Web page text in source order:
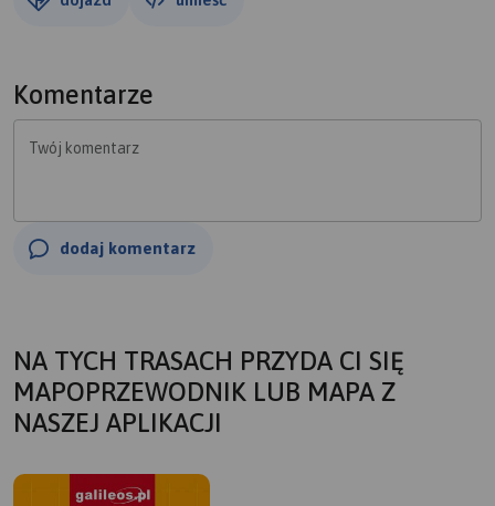
Komentarze
Twój komentarz
dodaj komentarz
NA TYCH TRASACH PRZYDA CI SIĘ
MAPOPRZEWODNIK LUB MAPA Z
NASZEJ APLIKACJI